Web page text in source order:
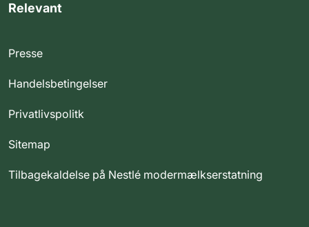
Relevant
Presse
Handelsbetingelser
Privatlivspolitk
Sitemap
Tilbagekaldelse på Nestlé modermælkserstatning